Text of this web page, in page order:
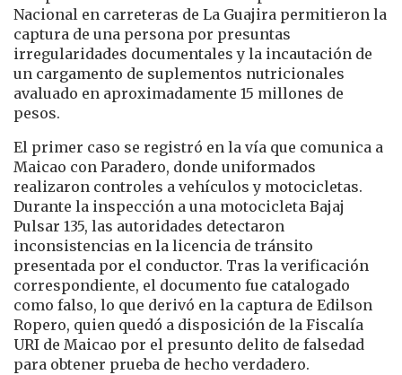
Nacional en carreteras de La Guajira permitieron la
captura de una persona por presuntas
irregularidades documentales y la incautación de
un cargamento de suplementos nutricionales
avaluado en aproximadamente 15 millones de
pesos.
El primer caso se registró en la vía que comunica a
Maicao con Paradero, donde uniformados
realizaron controles a vehículos y motocicletas.
Durante la inspección a una motocicleta Bajaj
Pulsar 135, las autoridades detectaron
inconsistencias en la licencia de tránsito
presentada por el conductor. Tras la verificación
correspondiente, el documento fue catalogado
como falso, lo que derivó en la captura de Edilson
Ropero, quien quedó a disposición de la Fiscalía
URI de Maicao por el presunto delito de falsedad
para obtener prueba de hecho verdadero.